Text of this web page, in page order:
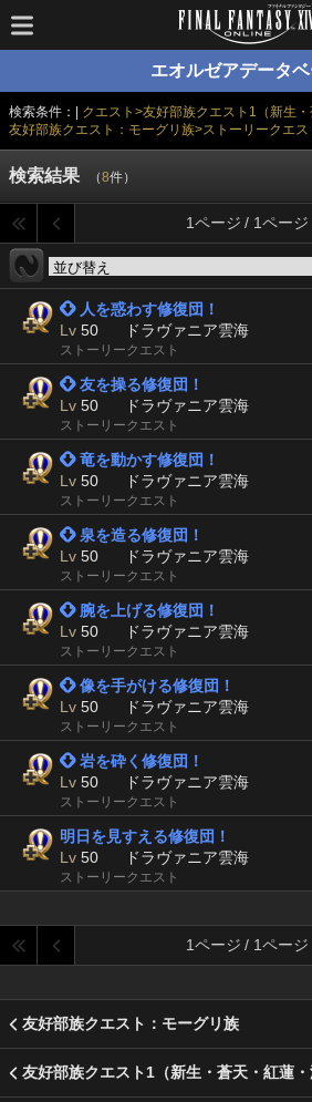
エオルゼアデータ
検索条件：| クエスト>友好部族クエスト1（新生
友好部族クエスト：モーグリ族>ストーリークエス
検索結果 （8件）
1ページ / 1ページ
 人を惑わす修復団！
Lv 50 ドラヴァニア雲海
ストーリークエスト
 友を操る修復団！
Lv 50 ドラヴァニア雲海
ストーリークエスト
 竜を動かす修復団！
Lv 50 ドラヴァニア雲海
ストーリークエスト
 泉を造る修復団！
Lv 50 ドラヴァニア雲海
ストーリークエスト
 腕を上げる修復団！
Lv 50 ドラヴァニア雲海
ストーリークエスト
 像を手がける修復団！
Lv 50 ドラヴァニア雲海
ストーリークエスト
 岩を砕く修復団！
Lv 50 ドラヴァニア雲海
ストーリークエスト
明日を見すえる修復団！
Lv 50 ドラヴァニア雲海
ストーリークエスト
1ページ / 1ページ
友好部族クエスト：モーグリ族
友好部族クエスト1（新生・蒼天・紅蓮・